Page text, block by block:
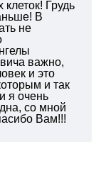
Грудь
В
не
важно,
и это
и так
я очень
со мной
Вам!!!